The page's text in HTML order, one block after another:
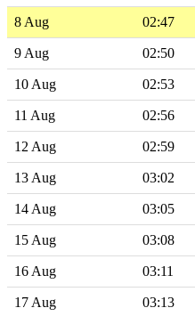
8 Aug 02:47
9 Aug 02:50
10 Aug 02:53
11 Aug 02:56
12 Aug 02:59
13 Aug 03:02
14 Aug 03:05
15 Aug 03:08
16 Aug 03:11
17 Aug 03:13